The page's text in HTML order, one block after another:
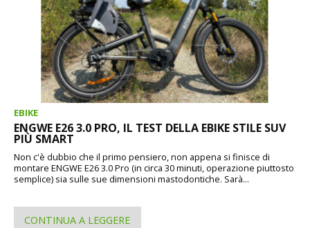
EBIKE
ENGWE E26 3.0 PRO, IL TEST DELLA EBIKE STILE SUV
PIÙ SMART
Non c'è dubbio che il primo pensiero, non appena si finisce di
montare ENGWE E26 3.0 Pro (in circa 30 minuti, operazione piuttosto
semplice) sia sulle sue dimensioni mastodontiche. Sarà...
CONTINUA A LEGGERE